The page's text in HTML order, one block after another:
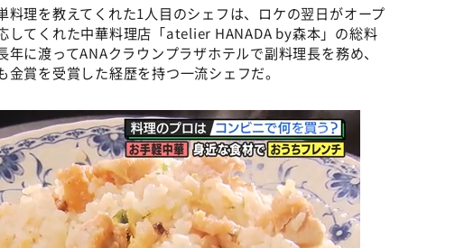
料理を教えてくれた1人目のシェフは、ロケの翌日がオープ
してくれた中華料理店「atelier HANADA by森本」の総料
に渡ってANAクラウンプラザホテルで副料理長を務め、
賞を受賞した経歴を持つ一流シェフだ。